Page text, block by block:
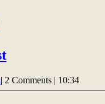
Die
der
Martina
Sevecke-
| 2 Comments | 10:34